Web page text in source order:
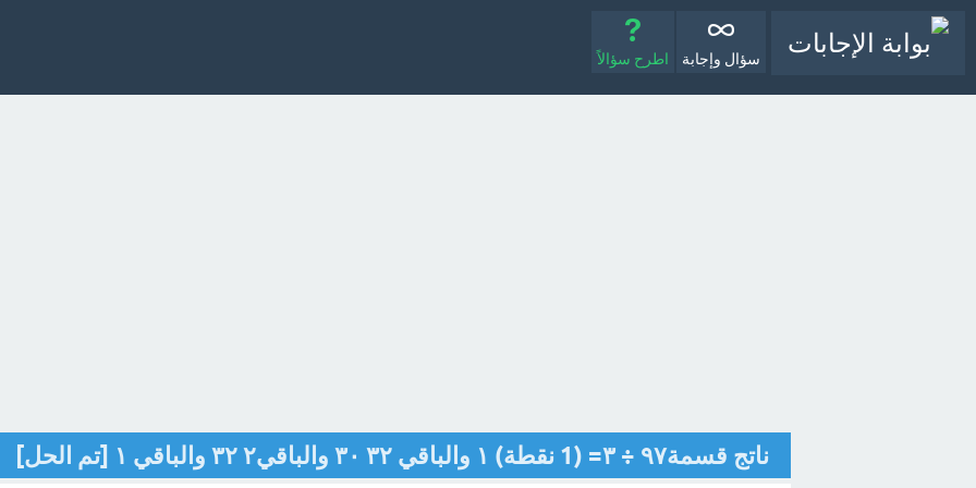
سؤال وإجابة اطرح سؤالاً
ناتج قسمة٩٧ ÷ ٣= (1 نقطة) ١ والباقي ٣٢ ٣٠ والباقي٢ ٣٢ والباقي ١ [تم الحل]